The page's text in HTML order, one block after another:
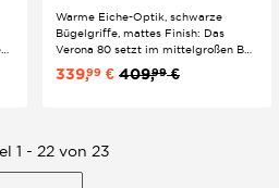
Holzlook
Warme Eiche-Optik, schwarze
Bügelgriffe, mattes Finish: Das
Verona 80 setzt im mittelgroßen Bad
gegen klinisch-weißes Baddesign.
339,99 € 409,99€
1 - 22 von 23